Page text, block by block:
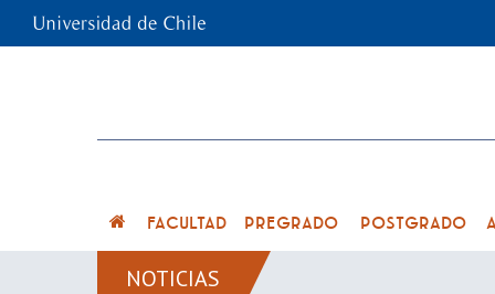
FACULTAD PREGRADO POSTGRADO
NOTICIAS